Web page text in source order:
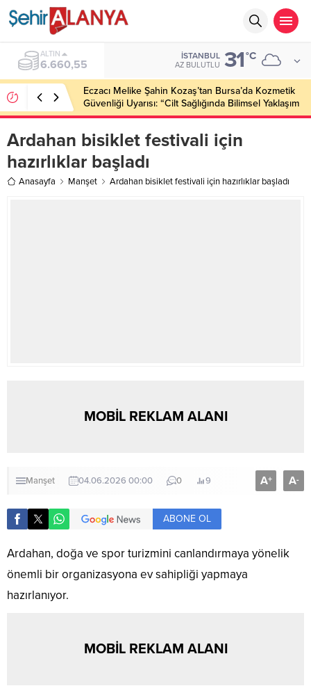
BIST
13.779,39
İSTANBUL
AZ BULUTLU 31°C
Eczacı Melike Şahin Kozaş’tan Bursa’da Kozmetik
Güvenliği Uyarısı: “Cilt Sağlığında Bilimsel Yaklaşım
ve Güvenilir Ürün Kullanımı Hayati Önem Taşıyor”
Ardahan bisiklet festivali için
hazırlıklar başladı
Anasayfa Manşet Ardahan bisiklet festivali için hazırlıklar başladı
MOBİL REKLAM ALANI
Manşet 04.06.2026 00:00 0 9 A+ A-
ABONE OL
Ardahan, doğa ve spor turizmini canlandırmaya yönelik
önemli bir organizasyona ev sahipliği yapmaya
hazırlanıyor.
MOBİL REKLAM ALANI